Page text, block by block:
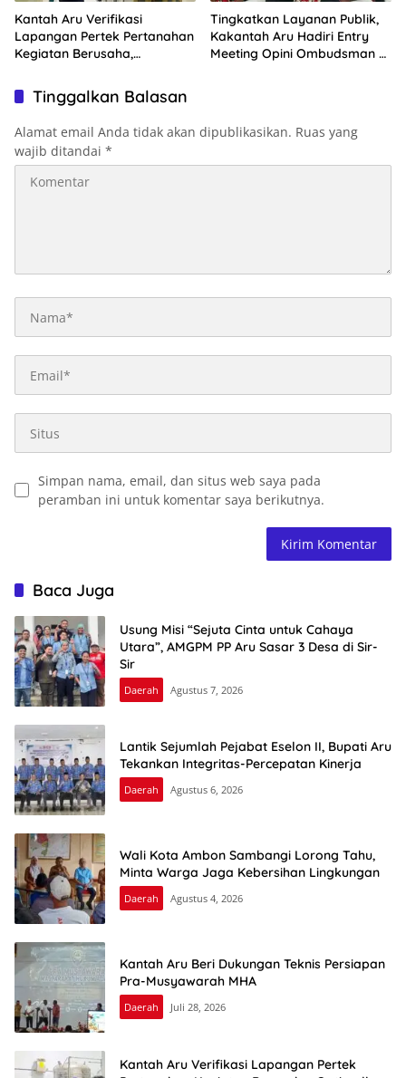
Kantah Aru Verifikasi
Lapangan Pertek Pertanahan
Kegiatan Berusaha,
Tingkatkan Layanan Publik,
Kakantah Aru Hadiri Entry
Meeting Opini Ombudsman RI
Tinggalkan Balasan
Alamat email Anda tidak akan dipublikasikan. Ruas yang
wajib ditandai *
Simpan nama, email, dan situs web saya pada
peramban ini untuk komentar saya berikutnya.
Baca Juga
Usung Misi “Sejuta Cinta untuk Cahaya
Utara”, AMGPM PP Aru Sasar 3 Desa di Sir-
Sir
Daerah Agustus 7, 2026
Lantik Sejumlah Pejabat Eselon II, Bupati Aru
Tekankan Integritas-Percepatan Kinerja
Daerah Agustus 6, 2026
Wali Kota Ambon Sambangi Lorong Tahu,
Minta Warga Jaga Kebersihan Lingkungan
Daerah Agustus 4, 2026
Kantah Aru Beri Dukungan Teknis Persiapan
Pra-Musyawarah MHA
Daerah Juli 28, 2026
Kantah Aru Verifikasi Lapangan Pertek